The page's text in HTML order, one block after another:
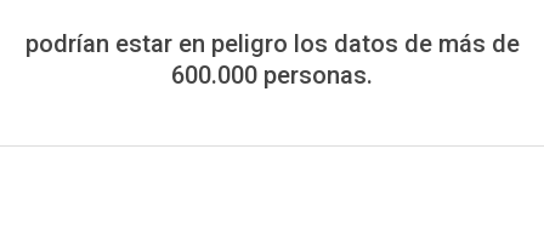
podrían estar en peligro los datos de más de
600.000 personas.